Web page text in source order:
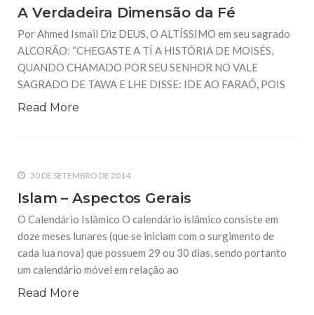
A Verdadeira Dimensão da Fé
Por Ahmed Ismail Diz DEUS, O ALTÍSSIMO em seu sagrado
ALCORÃO: “CHEGASTE A TÍ A HISTÓRIA DE MOISÉS,
QUANDO CHAMADO POR SEU SENHOR NO VALE
SAGRADO DE TAWA E LHE DISSE: IDE AO FARAÓ, POIS
Read More
30 DE SETEMBRO DE 2014
Islam – Aspectos Gerais
O Calendário Islâmico O calendário islâmico consiste em
doze meses lunares (que se iniciam com o surgimento de
cada lua nova) que possuem 29 ou 30 dias, sendo portanto
um calendário móvel em relação ao
Read More